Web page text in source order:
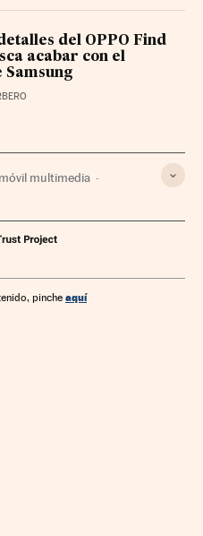
del OPPO Find
acabar con el
multimedia
Telefonía
pinche aquí